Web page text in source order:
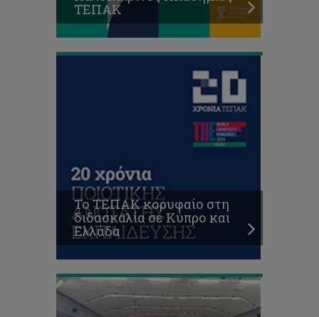
ΤΕΠΑΚ
και
Ελλάδα
Το ΤΕΠΑΚ κορυφαίο στη
διδασκαλία σε Κύπρο και
Ελλάδα
Επιστημών
Αποκατάστασης
σε
Συνέδριο
Λογοθεραπείας
στη
Θεσσαλονίκη